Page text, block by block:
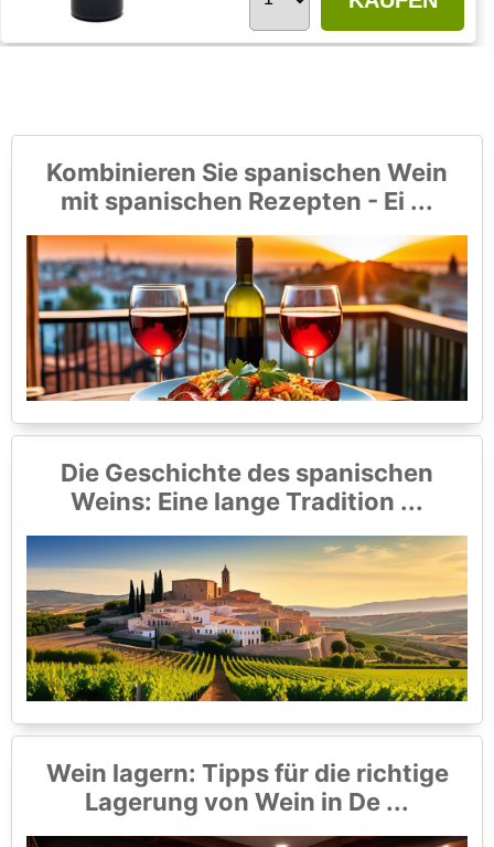
Kombinieren Sie spanischen Wein
mit spanischen Rezepten - Ei ...
Die Geschichte des spanischen
Weins: Eine lange Tradition ...
Wein lagern: Tipps für die richtige
Lagerung von Wein in De ...